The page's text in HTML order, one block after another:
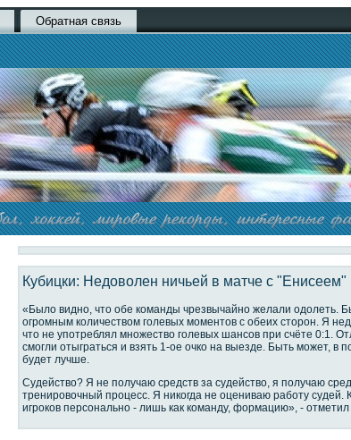
Обратная связь
Кубицки: Недоволен ничьей в матче с "Енисеем"
«Было видно, что обе команды чрезвычайно желали одолеть.
огромным количеством голевых моментов с обеих сторон. Я
что не употреблял множество голевых шансов при счёте 0:1.
смогли отыграться и взять 1-ое очко на выезде. Быть может, в
будет лучше.
Судейство? Я не получаю средств за судейство, я получаю
тренировочный процесс. Я никогда не оцениваю работу судей.
игроков персонально - лишь как команду, формацию», - отметил